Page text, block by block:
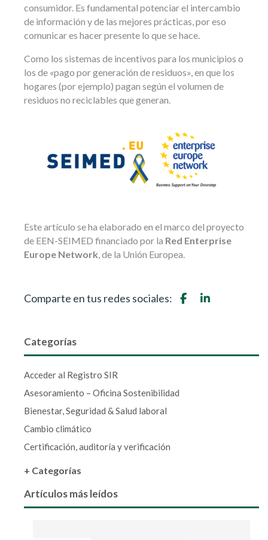
consumidor. Es fundamental potenciar el intercambio
de información y de las mejores prácticas, por eso
comunicar es hacer presente lo que se hace.
Como los sistemas de incentivos para los municipios o
los de «pago por generación de residuos», en que los
hogares (por ejemplo) pagan según el volumen de
residuos no reciclables que generan.
Este artículo se ha elaborado en el marco del proyecto
de EEN-SEIMED financiado por la Red Enterprise
Europe Network , de la Unión Europea.
Comparte en tus redes sociales:
Categorías
Acceder al Registro SIR
Asesoramiento – Oficina Sostenibilidad
Bienestar, Seguridad & Salud laboral
Cambio climático
Certificación, auditoría y verificación
+ Categorías
Artículos más leídos